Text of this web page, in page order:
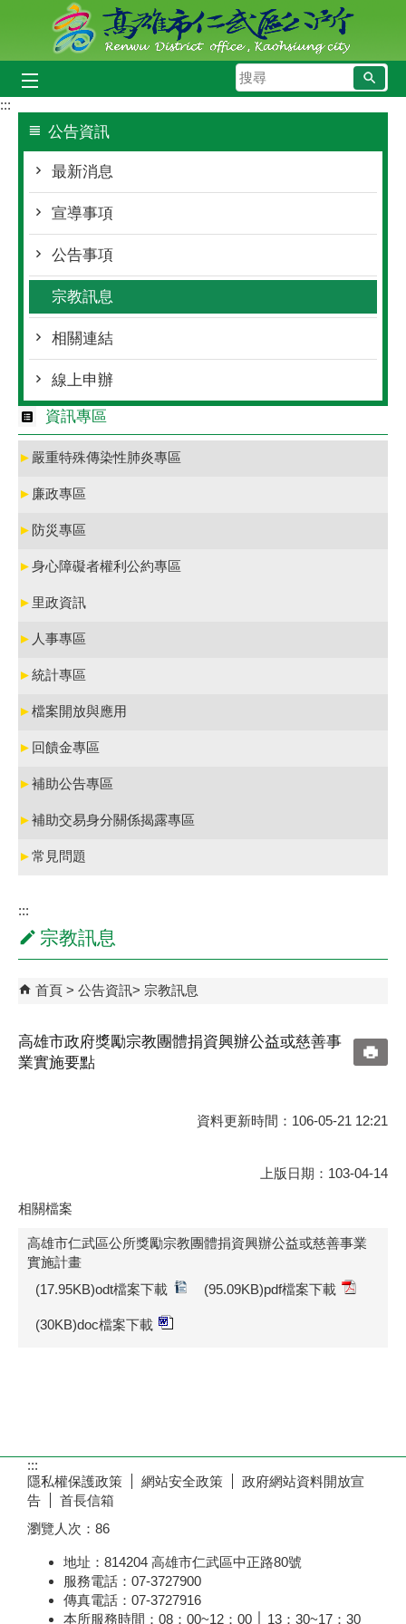
跳到主要內容區塊
搜
尋
:::
公告資訊
最新消息
宣導事項
公告事項
宗教訊息
相關連結
線上申辦
資訊專區
► 嚴重特殊傳染性肺炎專區
► 廉政專區
► 防災專區
►身心障礙者權利公約專區
► 里政資訊
► 人事專區
►統計專區
►檔案開放與應用
► 回饋金專區
►補助公告專區
►補助交易身分關係揭露專區
►常見問題
:::
宗教訊息
首頁 公告資訊 宗教訊息
高雄市政府獎勵宗教團體捐資興辦公益或慈善事
業實施要點
資料更新時間：106-05-21 12:21
上版日期：103-04-14
相關檔案
高雄市仁武區公所獎勵宗教團體捐資興辦公益或慈善事業
實施計畫
(17.95KB)odt檔案下載
(95.09KB)pdf檔案下載
(30KB)doc檔案下載
:::
隱私權保護政策
網站安全政策
政府網站資料開放宣
告
首長信箱
瀏覽人次： 86
地址：814204 高雄市仁武區中正路80號
服務電話：07-3727900
傳真電話：07-3727916
本所服務時間：08：00~12：00 │ 13：30~17：30